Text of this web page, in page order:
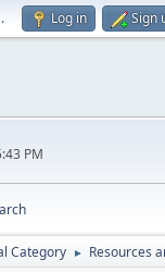
. Log in Sign
PM
Category ► Resources